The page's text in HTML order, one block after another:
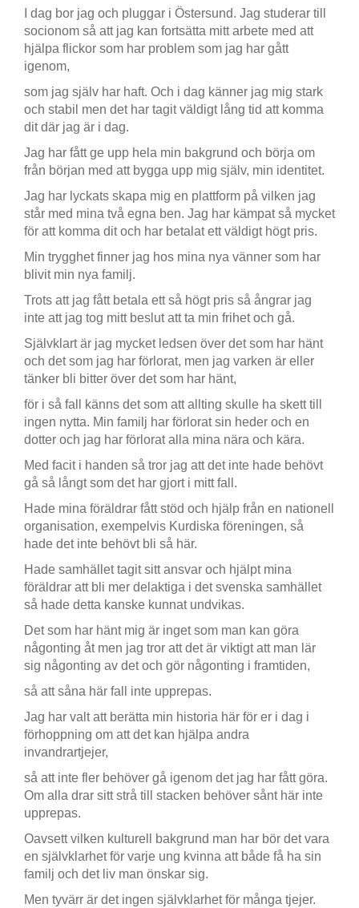
I dag bor jag och pluggar i Östersund. Jag studerar till
socionom så att jag kan fortsätta mitt arbete med att
hjälpa flickor som har problem som jag har gått
igenom,
som jag själv har haft. Och i dag känner jag mig stark
och stabil men det har tagit väldigt lång tid att komma
dit där jag är i dag.
Jag har fått ge upp hela min bakgrund och börja om
från början med att bygga upp mig själv, min identitet.
Jag har lyckats skapa mig en plattform på vilken jag
står med mina två egna ben. Jag har kämpat så mycket
för att komma dit och har betalat ett väldigt högt pris.
Min trygghet finner jag hos mina nya vänner som har
blivit min nya familj.
Trots att jag fått betala ett så högt pris så ångrar jag
inte att jag tog mitt beslut att ta min frihet och gå.
Självklart är jag mycket ledsen över det som har hänt
och det som jag har förlorat, men jag varken är eller
tänker bli bitter över det som har hänt,
för i så fall känns det som att allting skulle ha skett till
ingen nytta. Min familj har förlorat sin heder och en
dotter och jag har förlorat alla mina nära och kära.
Med facit i handen så tror jag att det inte hade behövt
gå så långt som det har gjort i mitt fall.
Hade mina föräldrar fått stöd och hjälp från en nationell
organisation, exempelvis Kurdiska föreningen, så
hade det inte behövt bli så här.
Hade samhället tagit sitt ansvar och hjälpt mina
föräldrar att bli mer delaktiga i det svenska samhället
så hade detta kanske kunnat undvikas.
Det som har hänt mig är inget som man kan göra
någonting åt men jag tror att det är viktigt att man lär
sig någonting av det och gör någonting i framtiden,
så att såna här fall inte upprepas.
Jag har valt att berätta min historia här för er i dag i
förhoppning om att det kan hjälpa andra
invandrartjejer,
så att inte fler behöver gå igenom det jag har fått göra.
Om alla drar sitt strå till stacken behöver sånt här inte
upprepas.
Oavsett vilken kulturell bakgrund man har bör det vara
en självklarhet för varje ung kvinna att både få ha sin
familj och det liv man önskar sig.
Men tyvärr är det ingen självklarhet för många tjejer.